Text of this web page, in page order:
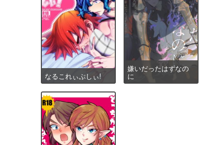
なるこれぃぷしぃ!
嫌いだったはずなの
に